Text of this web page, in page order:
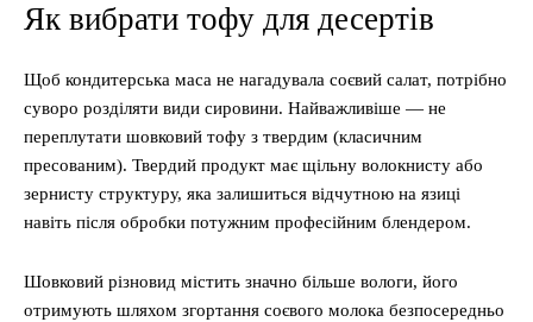
Як вибрати тофу для десертів
Щоб кондитерська маса не нагадувала соєвий салат, потрібно
суворо розділяти види сировини. Найважливіше — не
переплутати шовковий тофу з твердим (класичним
пресованим). Твердий продукт має щільну волокнисту або
зернисту структуру, яка залишиться відчутною на язиці
навіть після обробки потужним професійним блендером.
Шовковий різновид містить значно більше вологи, його
отримують шляхом згортання соєвого молока безпосередньо